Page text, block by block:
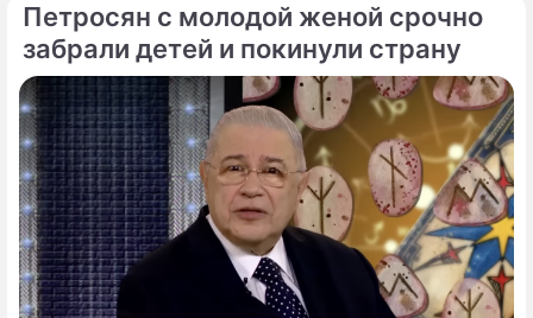
подростковом возрасте обворачивается
скрытым провалом в учебе.
Петросян с молодой женой срочно
забрали детей и покинули страну